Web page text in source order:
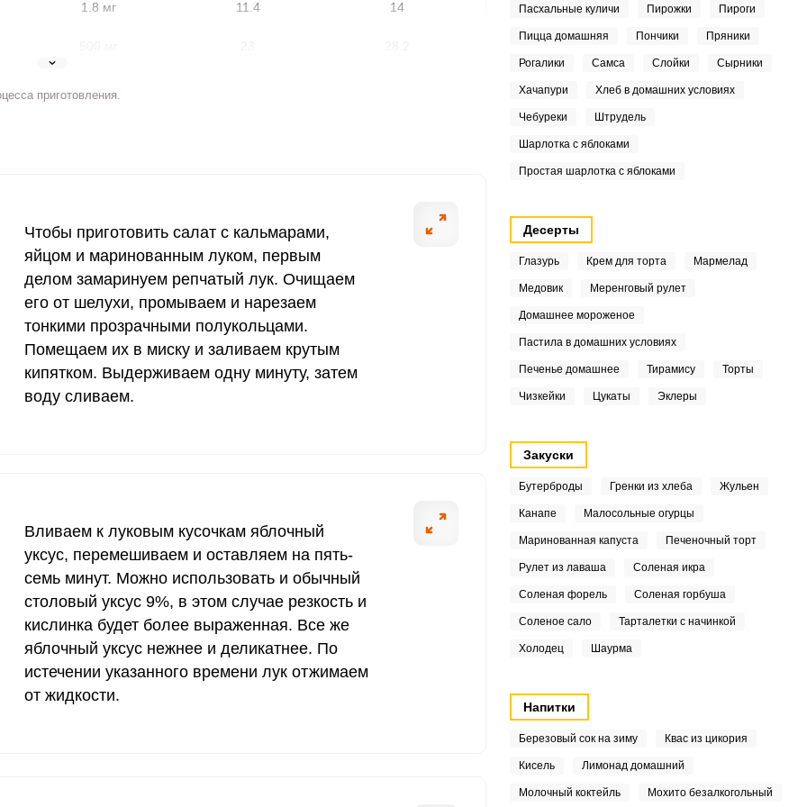
1.8 мг 11.4 14
90 мкг 4.8
10 мкг 9.9
50 мг 18.4
120 мкг
30 мг 2.5
400 мг 2.7
1300 мг 7.6
500 мг 18.1
800 мг
приготовления.
Чтобы приготовить салат с кальмарами,
яйцом и маринованным луком, первым
делом замаринуем репчатый лук. Очищаем
его от шелухи, промываем и нарезаем
тонкими прозрачными полукольцами.
Помещаем их в миску и заливаем крутым
кипятком. Выдерживаем одну минуту, затем
воду сливаем.
Вливаем к луковым кусочкам яблочный
уксус, перемешиваем и оставляем на пять-
семь минут. Можно использовать и обычный
столовый уксус 9%, в этом случае резкость и
кислинка будет более выраженная. Все же
яблочный уксус нежнее и деликатнее. По
истечении указанного времени лук отжимаем
от жидкости.
Пасхальные куличи Пирожки Пироги
Пицца домашняя Пончики Пряники
Рогалики Самса Слойки Сырники
Хачапури Хлеб в домашних условиях
Чебуреки Штрудель
Шарлотка с яблоками
Простая шарлотка с яблоками
Десерты
Глазурь Крем для торта Мармелад
Медовик Меренговый рулет
Домашнее мороженое
Пастила в домашних условиях
Печенье домашнее Тирамису Торты
Чизкейки Цукаты Эклеры
Закуски
Бутерброды Гренки из хлеба Жульен
Канапе Малосольные огурцы
Маринованная капуста Печеночный торт
Рулет из лаваша Соленая икра
Соленая форель Соленая горбуша
Соленое сало Тарталетки с начинкой
Холодец Шаурма
Напитки
Березовый сок на зиму Квас из цикория
Кисель Лимонад домашний
Молочный коктейль Мохито безалкогольный
Войдите
с помощью социальных сетей:
или
ВХОД
ЕЩЕ НЕ ЗАРЕГИСТРИРОВАННЫ?
Забыли пароль?
с кальмарами, яйцом и маринованным луком, первым делом замаринуем
от шелухи, промываем и нарезаем тонкими прозрачными полукольцами.
крутым кипятком. Выдерживаем одну минуту, затем воду сливаем.
ШАГ
2 ИЗ 8
Вливаем к
с
обработки
соглашением